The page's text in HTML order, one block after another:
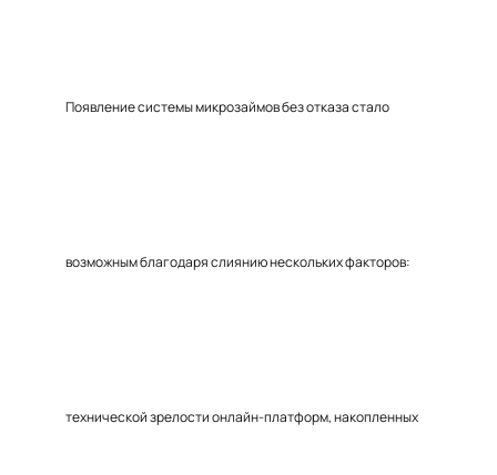
Появление системы микрозаймов без отказа стало
возможным благодаря слиянию нескольких факторов:
технической зрелости онлайн-платформ, накопленных